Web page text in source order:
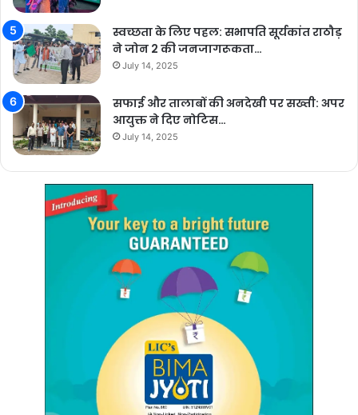
स्वच्छता के लिए पहल: सभापति सूर्यकांत राठौड़
ने जोन 2 की जनजागरूकता…
July 14, 2025
सफाई और तालाबों की अनदेखी पर सख्ती: अपर
आयुक्त ने दिए नोटिस…
July 14, 2025